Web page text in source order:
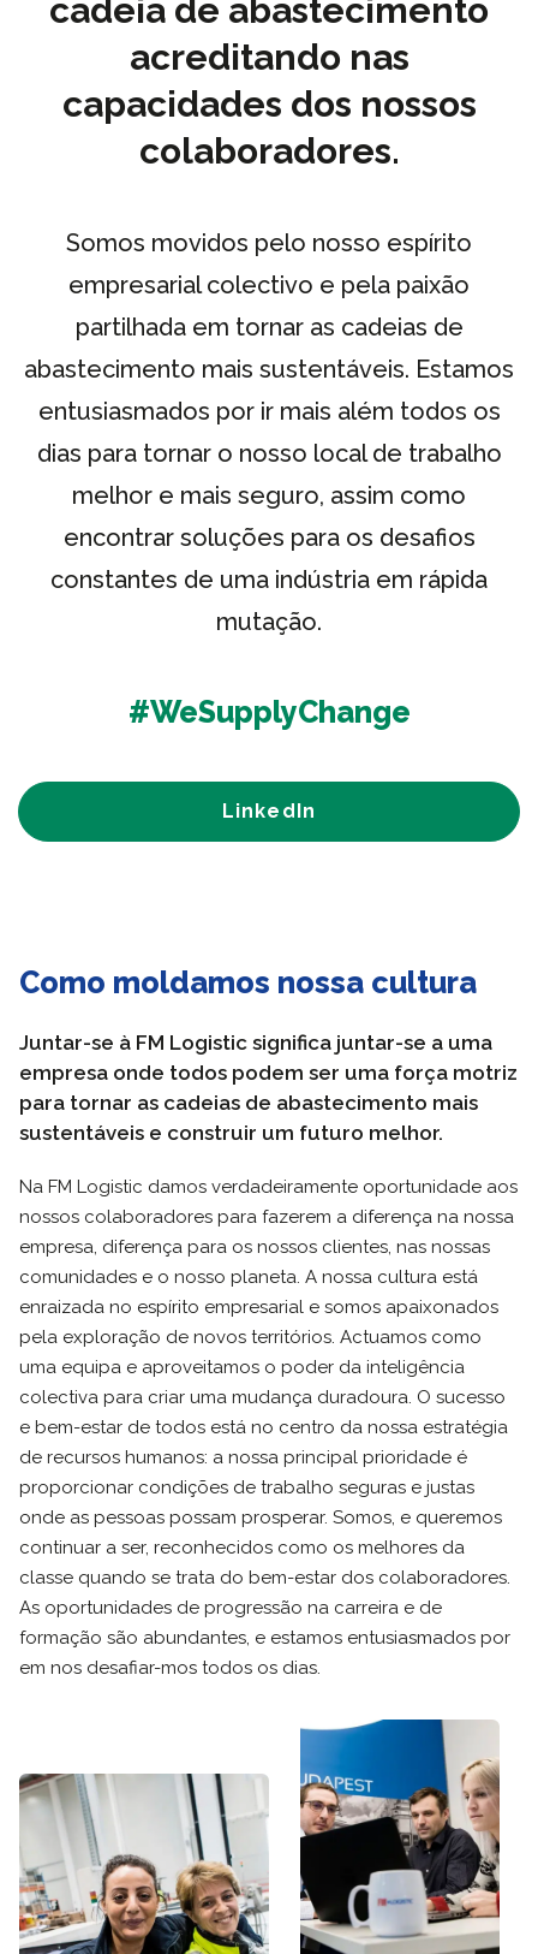
cadeia de abastecimento
acreditando nas
capacidades dos nossos
colaboradores.
Somos movidos pelo nosso espírito
empresarial colectivo e pela paixão
partilhada em tornar as cadeias de
abastecimento mais sustentáveis. Estamos
entusiasmados por ir mais além todos os
dias para tornar o nosso local de trabalho
melhor e mais seguro, assim como
encontrar soluções para os desafios
constantes de uma indústria em rápida
mutação.
#WeSupplyChange
LinkedIn
Como moldamos nossa cultura
Juntar-se à FM Logistic significa juntar-se a uma
empresa onde todos podem ser uma força motriz
para tornar as cadeias de abastecimento mais
sustentáveis e construir um futuro melhor.
Na FM Logistic damos verdadeiramente oportunidade aos
nossos colaboradores para fazerem a diferença na nossa
empresa, diferença para os nossos clientes, nas nossas
comunidades e o nosso planeta. A nossa cultura está
enraizada no espírito empresarial e somos apaixonados
pela exploração de novos territórios. Actuamos como
uma equipa e aproveitamos o poder da inteligência
colectiva para criar uma mudança duradoura. O sucesso
e bem-estar de todos está no centro da nossa estratégia
de recursos humanos: a nossa principal prioridade é
proporcionar condições de trabalho seguras e justas
onde as pessoas possam prosperar. Somos, e queremos
continuar a ser, reconhecidos como os melhores da
classe quando se trata do bem-estar dos colaboradores.
As oportunidades de progressão na carreira e de
formação são abundantes, e estamos entusiasmados por
em nos desafiar-mos todos os dias.